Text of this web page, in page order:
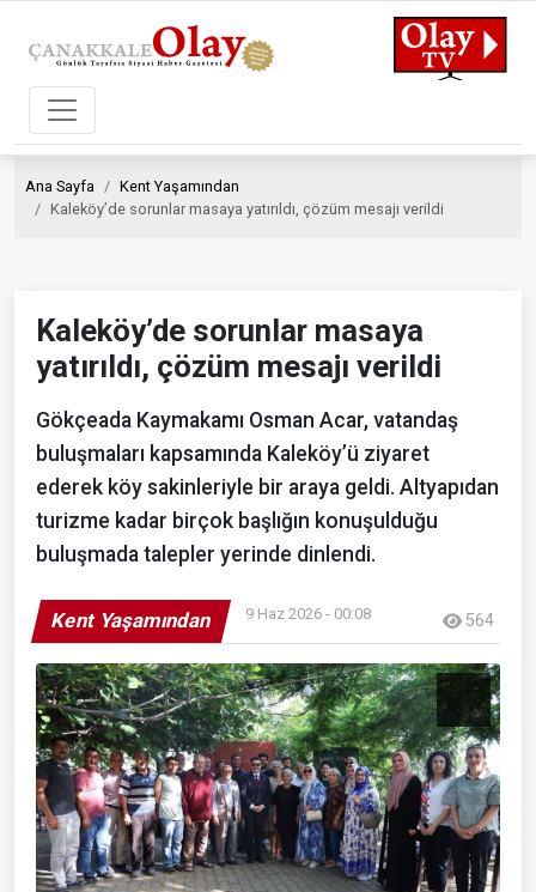
Ana Sayfa
Kent Yaşamından
Kaleköy’de sorunlar masaya yatırıldı, çözüm mesajı verildi
Kaleköy’de sorunlar masaya
yatırıldı, çözüm mesajı verildi
Gökçeada Kaymakamı Osman Acar, vatandaş
buluşmaları kapsamında Kaleköy’ü ziyaret
ederek köy sakinleriyle bir araya geldi. Altyapıdan
turizme kadar birçok başlığın konuşulduğu
buluşmada talepler yerinde dinlendi.
Kent Yaşamından 9 Haz 2026 - 00:08 564